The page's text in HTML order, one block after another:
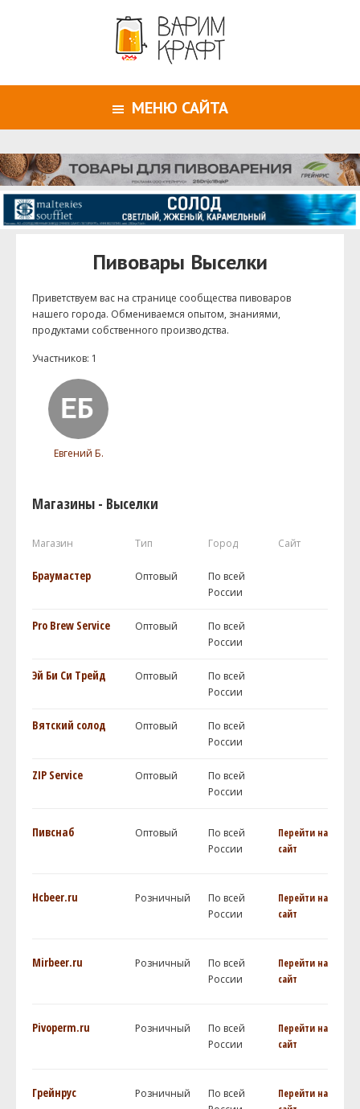
МЕНЮ САЙТА
Пивовары Выселки
Приветствуем ваc на странице сообщества пивоваров
нашего города. Обмениваемся опытом, знаниями,
продуктами собственного производства.
Участников: 1
Евгений Б.
Магазины - Выселки
Магазин Тип Город Сайт
Браумастер Оптовый
По всей
России
Pro Brew Service Оптовый
По всей
России
Эй Би Си Трейд Оптовый
По всей
России
Вятский солод Оптовый
По всей
России
ZIP Service Оптовый
По всей
России
Пивснаб Оптовый
По всей
России
Перейти на
сайт
Hcbeer.ru Розничный
По всей
России
Перейти на
сайт
Mirbeer.ru Розничный
По всей
России
Перейти на
сайт
Pivoperm.ru Розничный
По всей
России
Перейти на
сайт
Грейнрус Розничный
По всей
Перейти на